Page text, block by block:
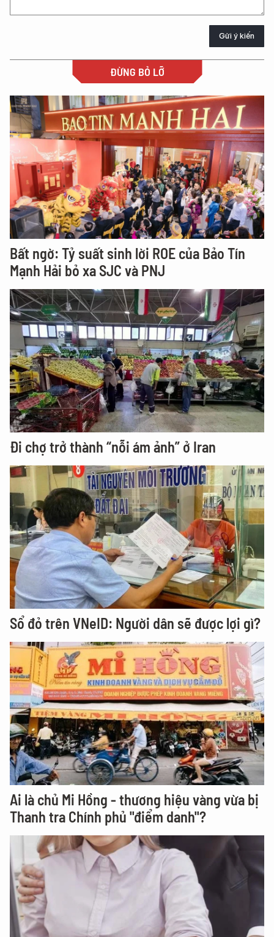
Gửi ý kiến
ĐỪNG BỎ LỠ
Bất ngờ: Tỷ suất sinh lời ROE của Bảo Tín
Mạnh Hải bỏ xa SJC và PNJ
Đi chợ trở thành “nỗi ám ảnh” ở Iran
Sổ đỏ trên VNeID: Người dân sẽ được lợi gì?
Ai là chủ Mi Hồng - thương hiệu vàng vừa bị
Thanh tra Chính phủ "điểm danh"?